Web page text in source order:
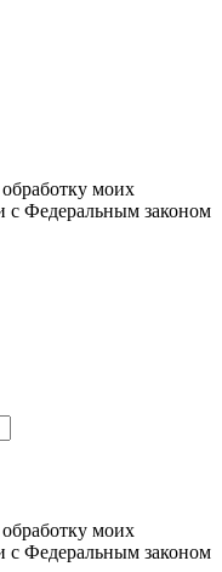
моих
с Федеральным законом
моих
с Федеральным законом